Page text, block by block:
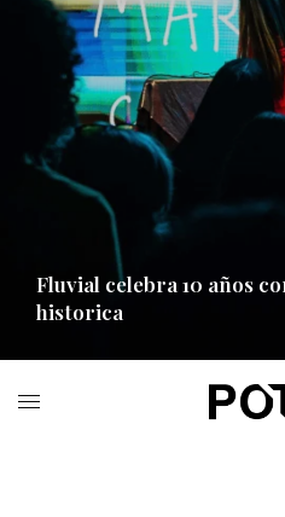
Fluvial celebra 10 años
historica